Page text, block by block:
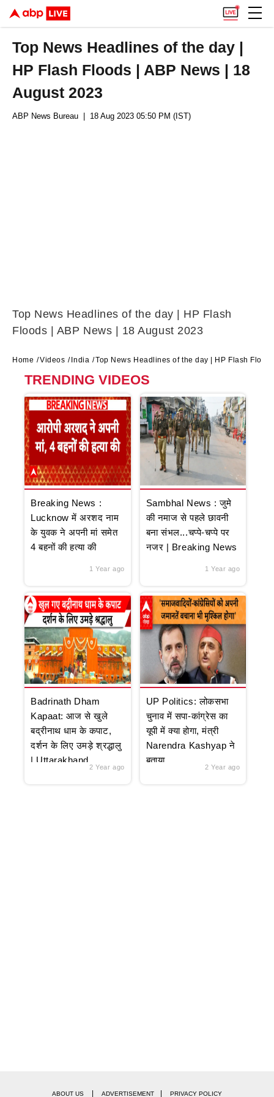
Top News Headlines of the day |
HP Flash Floods | ABP News | 18
August 2023
ABP News Bureau | 18 Aug 2023 05:50 PM (IST)
Top News Headlines of the day | HP Flash
Floods | ABP News | 18 August 2023
Home Videos India Top News Headlines of the day | HP Flash
TRENDING VIDEOS
Breaking News :
Lucknow में अरशद नाम
के युवक ने अपनी मां समेत
4 बहनों की हत्या की
1 Year ago
Sambhal News : जुमे
की नमाज से पहले छावनी
बना संभल...चप्पे-चप्पे पर
नजर | Breaking News
1 Year ago
Badrinath Dham
Kapaat: आज से खुले
बद्रीनाथ धाम के कपाट,
दर्शन के लिए उमड़े श्रद्धालु
| Uttarakhand
2 Year ago
UP Politics: लोकसभा
चुनाव में सपा-कांग्रेस का
यूपी में क्या होगा, मंत्री
Narendra Kashyap ने
बताया
2 Year ago
ABOUT US ADVERTISEMENT PRIVACY POLICY